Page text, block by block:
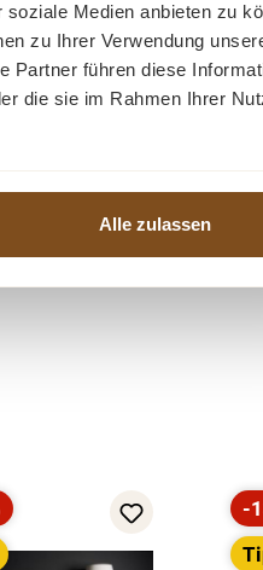
Medien anbieten zu
zu Ihrer Verwendung
Partner führen diese
die sie im Rahmen Ihrer
Alle zulassen
Abmessungen und
-